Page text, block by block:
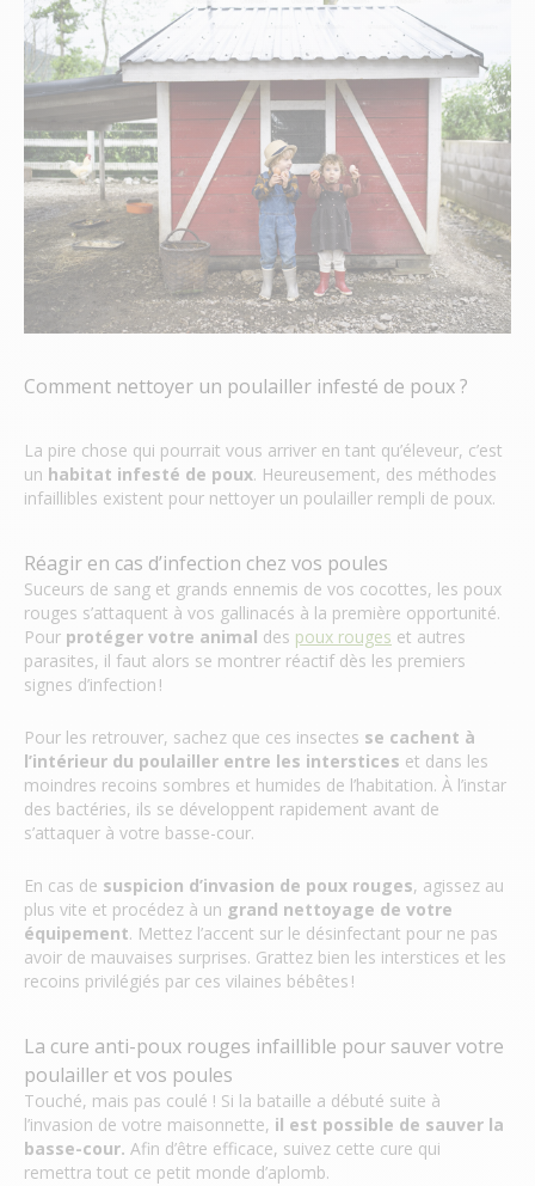
Comment nettoyer un poulailler infesté de poux ?
La pire chose qui pourrait vous arriver en tant qu’éleveur, c’est
un habitat infesté de poux. Heureusement, des méthodes
infaillibles existent pour nettoyer un poulailler rempli de poux.
Réagir en cas d’infection chez vos poules
Suceurs de sang et grands ennemis de vos cocottes, les poux
rouges s’attaquent à vos gallinacés à la première opportunité.
Pour protéger votre animal des poux rouges et autres
parasites, il faut alors se montrer réactif dès les premiers
signes d’infection !
Pour les retrouver, sachez que ces insectes se cachent à
l’intérieur du poulailler entre les interstices et dans les
moindres recoins sombres et humides de l’habitation. À l’instar
des bactéries, ils se développent rapidement avant de
s’attaquer à votre basse-cour.
En cas de suspicion d’invasion de poux rouges, agissez au
plus vite et procédez à un grand nettoyage de votre
équipement. Mettez l’accent sur le désinfectant pour ne pas
avoir de mauvaises surprises. Grattez bien les interstices et les
recoins privilégiés par ces vilaines bébêtes !
La cure anti-poux rouges infaillible pour sauver votre
poulailler et vos poules
Touché, mais pas coulé ! Si la bataille a débuté suite à
l’invasion de votre maisonnette, il est possible de sauver la
basse-cour. Afin d’être efficace, suivez cette cure qui
remettra tout ce petit monde d’aplomb.